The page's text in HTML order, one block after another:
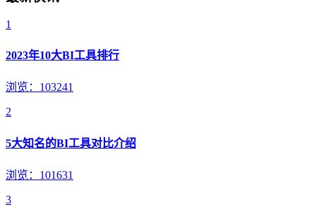
1
2023年10大BI工具排行
浏览：103241
2
5大知名的BI工具对比介绍
浏览：101631
3